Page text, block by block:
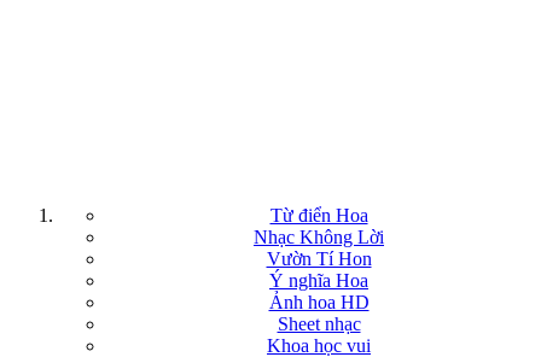
Từ điển Hoa
Nhạc Không Lời
Vườn Tí Hon
Ý nghĩa Hoa
Ảnh hoa HD
Sheet nhạc
Khoa học vui